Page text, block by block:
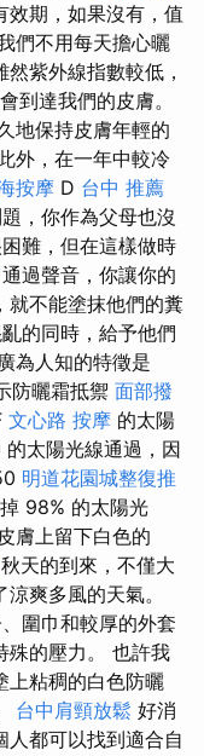
效期，如果沒有，值
們不用每天擔心曬
紫外線指數較低，
到達我們的皮膚。
地保持皮膚年輕的
外，在一年中較冷
按摩 D 台中 推薦
，你作為父母也沒
難，但在這樣做時
通過聲音，你讓你的
就不能塗抹他們的糞
的同時，給予他們
為人知的特徵是
防曬霜抵禦 面部撥
文心路 按摩 的太陽
太陽光線通過，因
明道花園城整復推
98% 的太陽光
膚上留下白色的
秋天的到來，不僅大
爽多風的天氣。
圍巾和較厚的外套
殊的壓力。 也許我
上粘稠的白色防曬
台中肩頸放鬆 好消
人都可以找到適合自